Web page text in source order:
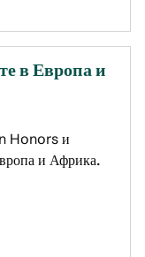
в Европа и
Honors и
и Африка.